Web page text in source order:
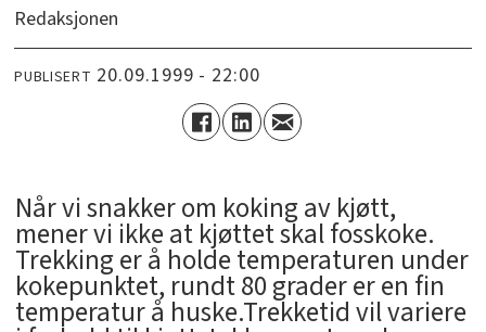
Redaksjonen
PUBLISERT 20.09.1999 - 22:00
Når vi snakker om koking av kjøtt,
mener vi ikke at kjøttet skal fosskoke.
Trekking er å holde temperaturen under
kokepunktet, rundt 80 grader er en fin
temperatur å huske.Trekketid vil variere